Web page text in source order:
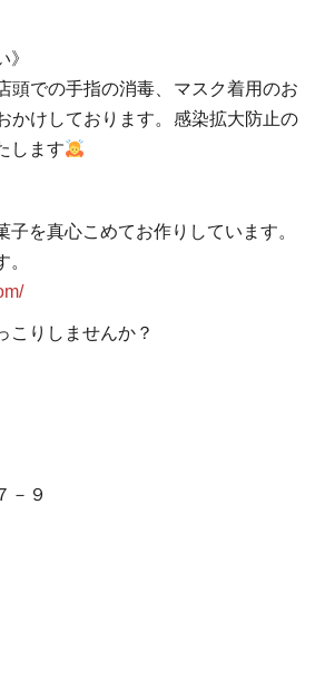
》
頭での手指の消毒、マスク着用のお
かけしております。感染拡大防止の
します
子を真心こめてお作りしています。
こりしませんか？
－９